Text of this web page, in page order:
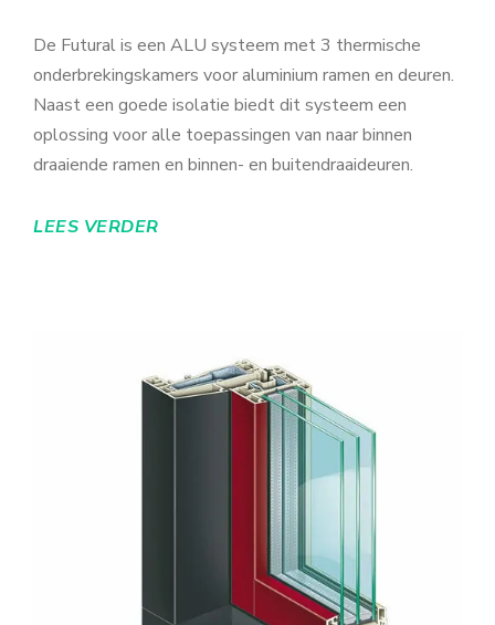
De Futural is een ALU systeem met 3 thermische
onderbrekingskamers voor aluminium ramen en deuren.
Naast een goede isolatie biedt dit systeem een ​​
oplossing voor alle toepassingen van naar binnen
draaiende ramen en binnen- en buitendraaideuren.
LEES VERDER